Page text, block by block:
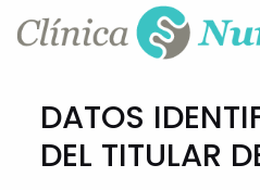
DATOS
DEL TITULAR